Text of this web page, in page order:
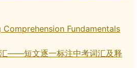
Fundamentals
——短文逐一标注中考词汇及释